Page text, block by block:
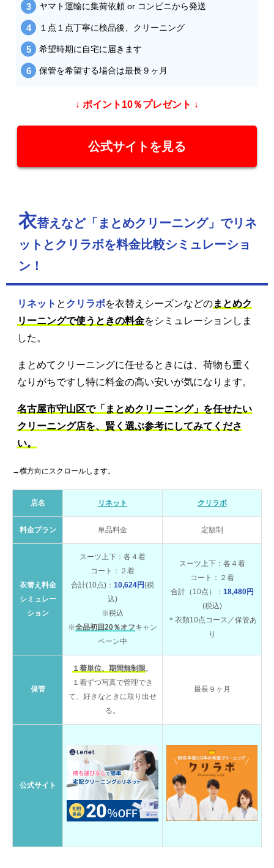
ヤマト運輸に集荷依頼 or コンビニから発送
１点１点丁寧に検品後、クリーニング
希望時期に自宅に届きます
保管を希望する場合は最長９ヶ月
↓ ポイント10％プレゼント ↓
公式サイトを見る
衣替えなど「まとめクリーニング」でリネ
ットとクリラボを料金比較シミュレーショ
ン！
リネット と クリラボを衣替えシーズンなどのまとめク
リーニングで使うときの料金をシミュレーションしま
した。
まとめてクリーニングに任せるときには、荷物も重く
なりがちですし特に料金の高い安いが気になります。
名古屋市守山区で「まとめクリーニング」を任せたい
クリーニング店を、賢く選ぶ参考にしてみてくださ
い。
→横方向にスクロールします。
店名 リネット クリラボ
料金プラン 単品料金 定額制
衣替え料金
シミュレー
ション
スーツ上下：各４着
コート：２着
合計(10点)： 10,624円(税
込)
※税込
※全品初回20％オフキャン
ペーン中
スーツ上下：各４着
コート：２着
合計（10点）： 18,480円
(税込)
＊衣類10点コース／保管あ
り
保管
１着単位、期間無制限 。
１着ずつ写真で管理でき
て、好きなときに取り出せ
る。
最長９ヶ月
公式サイト